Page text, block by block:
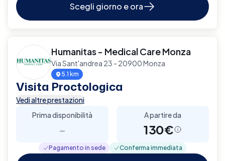
Scegli giorno e ora
Humanitas - Medical Care Monza
Via Sant'andrea 23 - 20900 Monza
5.1 km
Visita Proctologica
Vedi altre prestazioni
Prima disponibilità
-
A partire da
130€
Pagamento in sede Conferma immediata